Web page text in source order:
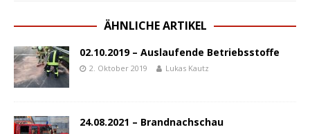
ÄHNLICHE ARTIKEL
02.10.2019 – Auslaufende Betriebsstoffe
2. Oktober 2019 Lukas Kautz
24.08.2021 – Brandnachschau